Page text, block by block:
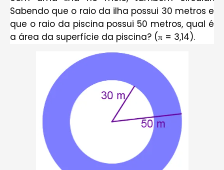
Sabendo que o raio da ilha possui 30 metros e
que o raio da piscina possui 50 metros, qual é
a área da superfície da piscina? (π = 3,14).